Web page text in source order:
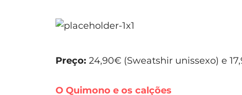
Preço: 24,90€ (Sweatshir unissexo) e
O Quimono e os calções